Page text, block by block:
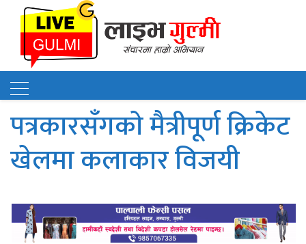
पत्रकारसँगकाे मैत्रीपूर्ण क्रिकेट
खेलमा कलाकार विजयी